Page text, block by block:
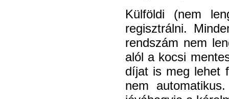
Külföldi (nem
regisztrálni.
rendszám nem
alól a kocsi
díjat is meg lehet
nem